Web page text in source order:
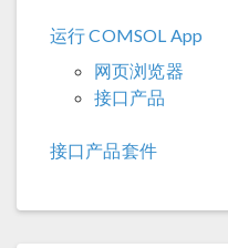
运行 COMSOL App
网页浏览器
接口产品
接口产品套件